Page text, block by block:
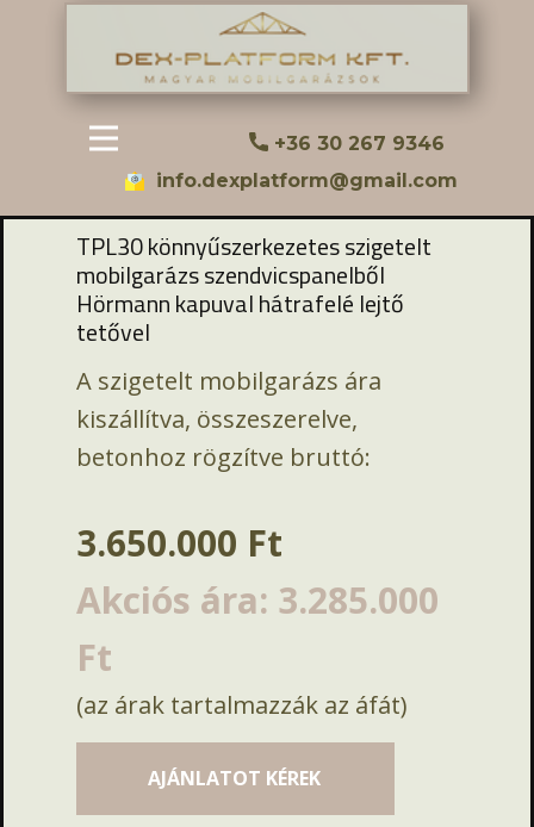
+36 30 267 9346
info.dexplatform@gmail.com
TPL30 ​könnyűszerkezetes szigetelt
mobilgarázs szendvicspanelből
Hörmann kapuval hátrafelé lejtő
tetővel
A szigetelt mobilgarázs ára
kiszállítva, összeszerelve,
betonhoz rögzítve bruttó:
3.650.000 Ft
Akciós ára: 3.285.000
Ft
(az árak tartalmazzák az áfát)
AJÁNLATOT KÉREK